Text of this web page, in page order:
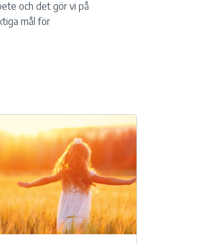
och det gör vi på
mål för